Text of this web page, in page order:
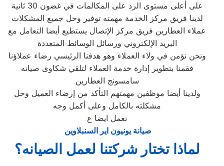
على أعلى مستوى الرد على المكالمات في غضون 30 ثانية
لدينا فريق مركز الخدمة مهمته توفير وحل جميع المشكلات
عملاء العطارين فريق مركز الإتصال يستطيع أيضا التعامل مع
البريد الإلكتروني ورسائل الوسائط المتعددة
ونحن نؤمن في ولاء العملاء وهو هدفنا الرئيسي رضاء عملاؤنا
فقمنا بتطوير إدارة خدمة العملاء لتلقي شكاوى صيانه
سامسونج العطارين
ولدينا أيضا موظفين مهمتهم التأكد من إرضاء العميل وحل
مشكلته بالكامل وعلى أكمل وجه
نعمل ايضا ع
صيانة يونيون اير السنبلاوين
لماذا تختار شركتنا لعمل الصيانه؟